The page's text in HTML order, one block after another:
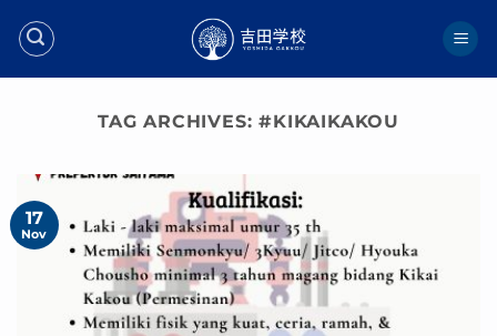
TAG ARCHIVES:#KIKAIKAKOU
17
Nov